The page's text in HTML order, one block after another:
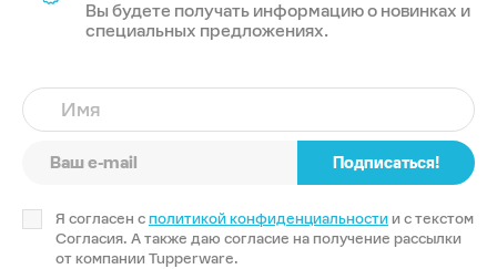
Вы будете получать информацию о новинках и
специальных предложениях.
Имя
Подписаться!
Я согласен с политикой конфиденциальности и с текстом
Согласия. А также даю согласие на получение рассылки
от компании Tupperware.